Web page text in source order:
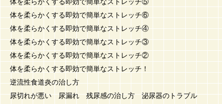
体を柔らかくする即効で簡単なストレッチ⑥
体を柔らかくする即効で簡単なストレッチ④
体を柔らかくする即効で簡単なストレッチ③
体を柔らかくする即効で簡単なストレッチ②
体を柔らかくする即効で簡単なストレッチ！
逆流性食道炎の治し方
尿切れが悪い 尿漏れ 残尿感の治し方 泌尿器のトラブル